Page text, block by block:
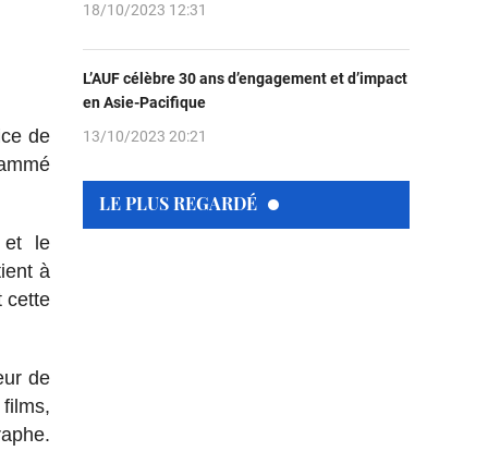
de
et le
à
cette
de
18/10/2023 12:31
L’AUF célèbre 30 ans d’engagement et d’impact
en Asie-Pacifique
13/10/2023 20:21
LE PLUS REGARDÉ